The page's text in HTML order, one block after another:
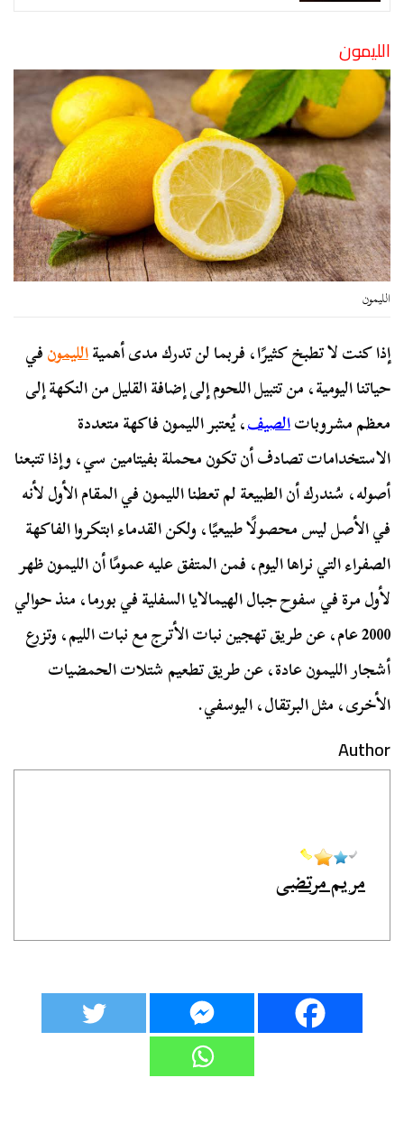
الليمون
الليمون
إذا كنت لا تطبخ كثيرًا، فربما لن تدرك مدى أهميةالليمونفي
حياتنا اليومية، من تتبيل اللحوم إلى إضافة القليل من النكهة إلى
معظم مشروباتالصيف، يُعتبر الليمون فاكهة متعددة
الاستخدامات تصادف أن تكون محملة بفيتامين سي، وإذا تتبعنا
أصوله، سُندرك أن الطبيعة لم تعطنا الليمون في المقام الأول لأنه
في الأصل ليس محصولًا طبيعيًا، ولكن القدماء ابتكروا الفاكهة
الصفراء التي نراها اليوم، فمن المتفق عليه عمومًا أن الليمون ظهر
لأول مرة في سفوح جبال الهيمالايا السفلية في بورما، منذ حوالي
2000 عام، عن طريق تهجين نبات الأترج مع نبات الليم، وتزرع
أشجار الليمون عادة، عن طريق تطعيم شتلات الحمضيات
الأخرى، مثل البرتقال، اليوسفي.
Author
مريم مرتضى